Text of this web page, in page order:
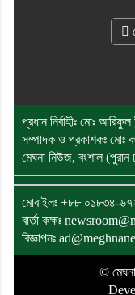
প্রধান নির্বাহীঃ মোঃ
সম্পাদক ও প্রকাশকঃ মোঃ
মেঘনা নিউজ, বংশাল (পুরান
মোবাইলঃ +৮৮ ০১৮৩৪-
বার্তা কক্ষঃ
বিজ্ঞাপনঃ
©